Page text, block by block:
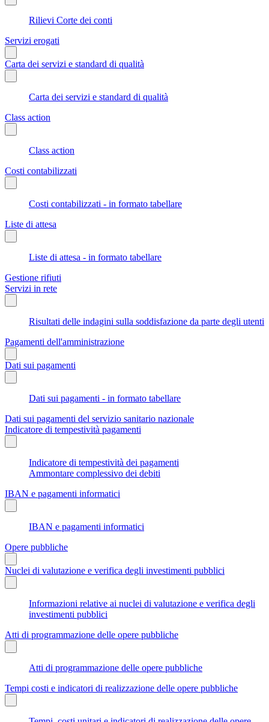
Rilievi Corte dei conti
Servizi erogati
Carta dei servizi e standard di qualità
Carta dei servizi e standard di qualità
Class action
Class action
Costi contabilizzati
Costi contabilizzati - in formato tabellare
Liste di attesa
Liste di attesa - in formato tabellare
Gestione rifiuti
Servizi in rete
Risultati delle indagini sulla soddisfazione da parte degli utenti
Pagamenti dell'amministrazione
Dati sui pagamenti
Dati sui pagamenti - in formato tabellare
Dati sui pagamenti del servizio sanitario nazionale
Indicatore di tempestività pagamenti
Indicatore di tempestività dei pagamenti
Ammontare complessivo dei debiti
IBAN e pagamenti informatici
IBAN e pagamenti informatici
Opere pubbliche
Nuclei di valutazione e verifica degli investimenti pubblici
Informazioni relative ai nuclei di valutazione e verifica degli
investimenti pubblici
Atti di programmazione delle opere pubbliche
Atti di programmazione delle opere pubbliche
Tempi costi e indicatori di realizzazione delle opere pubbliche